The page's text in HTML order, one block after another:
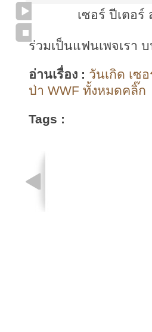
เซอร์ ปีเตอร์
ร่วมเป็นแฟนเพจเรา
อ่านเรื่อง : วันเกิด เซ
ป่า WWF ทั้งหมดคลิ๊ก
Tags :